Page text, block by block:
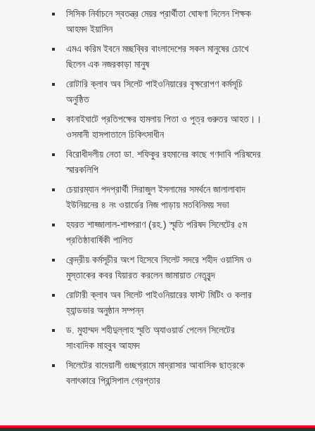
সিসিক নির্বাচনে স্বতন্ত্র মেয়র প্রার্থীতা ঘোষণা দিলেন শিক্ষক
আহমদ ইয়াসিন
এমএ করিম ইবনে মচ্ছব্বির বাংলাদেশের সকল মানুষের চোখে
ছিলেন এক নজরকাড়া মানুষ ‎
রোটারি ক্লাব অব সিলেট পাইওনিয়ারের বৃক্ষরোপণ কর্মসূচি
অনুষ্ঠিত
কানাইঘাটে প্রতিপক্ষের হামলায় পিতা ও পুত্র গুরুতর আহত।।
ওসমানী হাসপাতালে চিকিৎসাধীন
বিরোধীদলীয় নেতা ডা. শফিকুর রহমানের কাছে গণদাবি পরিষদের
স্মারকলিপি ‎
চেয়ারম্যান পদপ্রার্থী সিরাজুল ইসলামের সমর্থনে জালালাবাদ
ইউনিয়নের ৪ নং ওয়ার্ডের নিজ পাড়ায় মতবিনিময় সভা
হযরত শাহ্জালাল-শাহ্পরাণ (রহ.) স্মৃতি পরিষদ সিলেটের ৫ম
প্রতিষ্ঠাবার্ষিকী পালিত ‎​
কেন্দ্রীয় কর্মসূচীর অংশ হিসেবে সিলেট সদরে শহীদ ওয়াসিম ও
মুস্তাকের কবর যিয়ারত করলেন জামায়াত নেতৃবৃন্দ ‎
রোটারী ক্লাব অব সিলেট পাইওনিয়ারের ফাস্ট মিটিং ও কলার
হ্যান্ডভার অনুষ্ঠান সম্পন্ন
ড. মুহাম্মদ শহীদুল্লাহ স্মৃতি অ্যাওয়ার্ড পেলেন সিলেটের
সাংবাদিক মাহবুব আহমদ
সিলেটের বাদেয়ালী গুচ্ছগ্রামে মাদ্রাসার আবাসিক ছাত্রকে
বলাৎকারে প্রিন্সিপাল গ্রেপ্তার ‎